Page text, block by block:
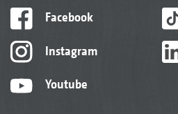
Facebook
Instagram
Youtube